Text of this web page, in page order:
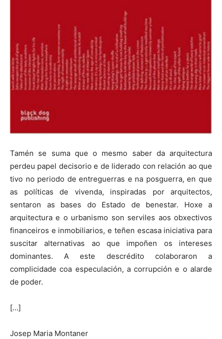
Tamén se suma que o mesmo saber da arquitectura
perdeu papel decisorio e de liderado con relación ao que
tivo no periodo de entreguerras e na posguerra, en que
as políticas de vivenda, inspiradas por arquitectos,
sentaron as bases do Estado de benestar. Hoxe a
arquitectura e o urbanismo son serviles aos obxectivos
financeiros e inmobiliarios, e teñen escasa iniciativa para
suscitar alternativas ao que impoñen os intereses
dominantes. A este descrédito colaboraron a
complicidade coa especulación, a corrupción e o alarde
de poder.
[…]
Josep Maria Montaner